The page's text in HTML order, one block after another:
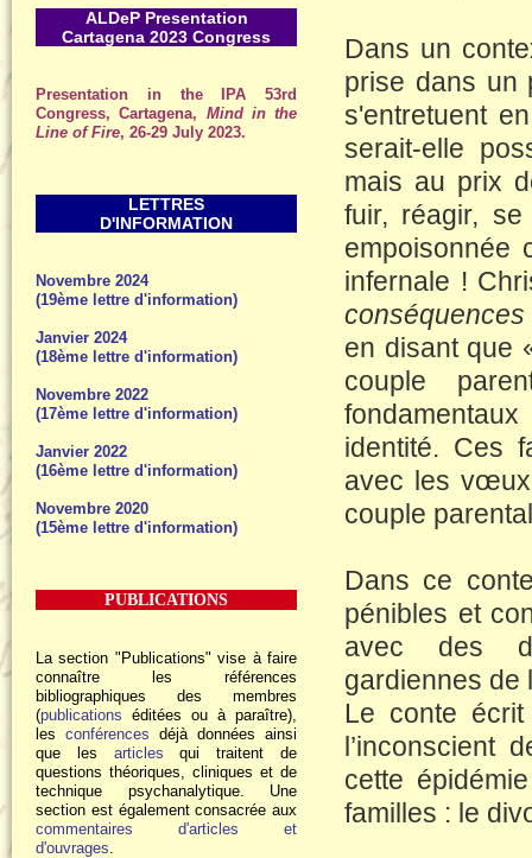
ALDeP Presentation
Cartagena 2023 Congress
Presentation in the IPA 53rd
Congress, Cartagena, Mind in the
Line of Fire, 26-29 July 2023.
LETTRES
D'INFORMATION
Novembre 2024
(19ème lettre d'information)
Janvier 2024
(18ème lettre d'information)
Novembre 2022
(17ème lettre d'information)
Janvier 2022
(16ème lettre d'information)
Novembre 2020
(15ème lettre d'information)
PUBLICATIONS
La section "Publications" vise à faire
connaître les références
bibliographiques des membres
(publications éditées ou à paraître),
les conférences déjà données ainsi
que les articles qui traitent de
questions théoriques, cliniques et de
technique psychanalytique. Une
section est également consacrée aux
commentaires d'articles et
d'ouvrages
Dans un
prise dans un
s'entretuent
serait-elle
mais au prix
fuir, réagir,
empoisonnée
infernale !
en disant que
couple
identité. Ces
avec les vœux
couple
Dans ce
pénibles et
avec des
gardiennes de
Le conte
l’inconscient
cette
familles : le